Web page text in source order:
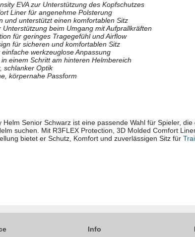
EVA zur Unterstützung des Kopfschutzes
Liner für angenehme Polsterung
und unterstützt einen komfortablen Sitz
beim Umgang mit Aufprallkräften
für geringes Tragegefühl und Airflow
für sicheren und komfortablen Sitz
werkzeuglose Anpassung
einem Schritt am hinteren Helmbereich
schlanker Optik
körpernahe Passform
Helm Senior Schwarz ist eine passende Wahl für Spieler,
suchen. Mit R3FLEX Protection, 3D Molded Comfort
bietet er Schutz, Komfort und zuverlässigen Sitz für
Info